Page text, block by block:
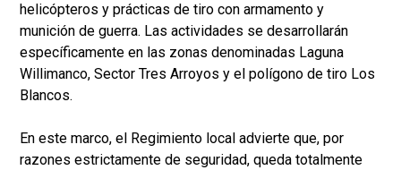
helicópteros y prácticas de tiro con armamento y
munición de guerra. Las actividades se desarrollarán
específicamente en las zonas denominadas Laguna
Willimanco, Sector Tres Arroyos y el polígono de tiro Los
Blancos.
En este marco, el Regimiento local advierte que, por
razones estrictamente de seguridad, queda totalmente